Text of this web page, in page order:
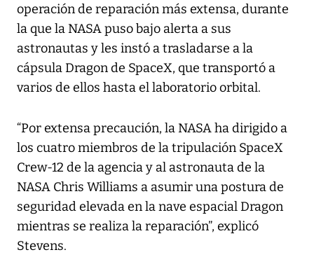
operación de reparación más extensa, durante
la que la NASA puso bajo alerta a sus
astronautas y les instó a trasladarse a la
cápsula Dragon de SpaceX, que transportó a
varios de ellos hasta el laboratorio orbital.
“Por extensa precaución, la NASA ha dirigido a
los cuatro miembros de la tripulación SpaceX
Crew-12 de la agencia y al astronauta de la
NASA Chris Williams a asumir una postura de
seguridad elevada en la nave espacial Dragon
mientras se realiza la reparación”, explicó
Stevens.